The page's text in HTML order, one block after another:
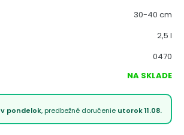
30-40 cm
2,5 l
0470
NA SKLADE
v pondelok, predbežné doručenie utorok 11.08.